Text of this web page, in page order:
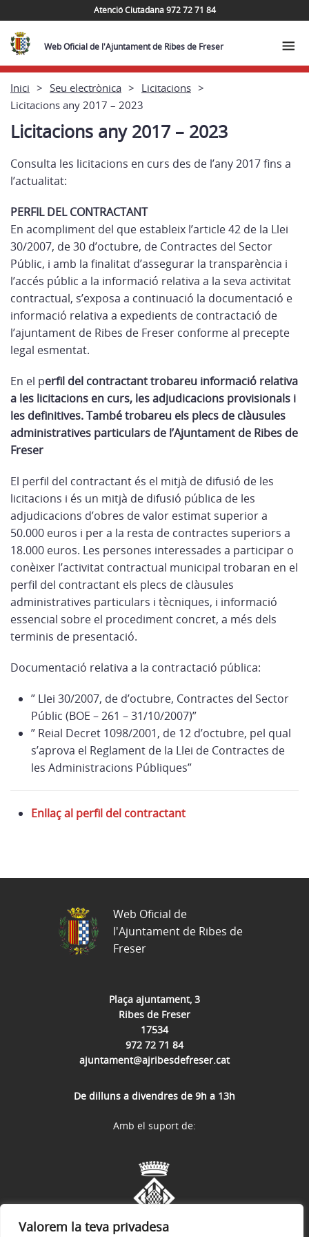
Valorem la teva privadesa
Atenció Ciutadana 972 72 71 84
Web Oficial de l'Ajuntament de Ribes de Freser
Inici Seu electrònica
Licitacions
Licitacions any 2017 – 2023
Licitacions any 2017 – 2023
Consulta les licitacions en curs des de l’any 2017 fins a
l’actualitat:
PERFIL DEL CONTRACTANT
En acompliment del que estableix l’article 42 de la Llei
30/2007, de 30 d’octubre, de Contractes del Sector
Públic, i amb la finalitat d’assegurar la transparència i
l’accés públic a la informació relativa a la seva activitat
contractual, s’exposa a continuació la documentació e
informació relativa a expedients de contractació de
l’ajuntament de Ribes de Freser conforme al precepte
legal esmentat.
En el perfil del contractant trobareu informació relativa
a les licitacions en curs, les adjudicacions provisionals i
les definitives. També trobareu els plecs de clàusules
administratives particulars de l’Ajuntament de Ribes de
Freser
El perfil del contractant és el mitjà de difusió de les
licitacions i és un mitjà de difusió pública de les
adjudicacions d’obres de valor estimat superior a
50.000 euros i per a la resta de contractes superiors a
18.000 euros. Les persones interessades a participar o
conèixer l’activitat contractual municipal trobaran en el
perfil del contractant els plecs de clàusules
administratives particulars i tècniques, i informació
essencial sobre el procediment concret, a més dels
terminis de presentació.
Documentació relativa a la contractació pública:
” Llei 30/2007, de d’octubre, Contractes del Sector
Públic (BOE – 261 – 31/10/2007)”
” Reial Decret 1098/2001, de 12 d’octubre, pel qual
s’aprova el Reglament de la Llei de Contractes de
les Administracions Públiques”
Enllaç al perfil del contractant
Plaça ajuntament, 3
Ribes de Freser
17534
972 72 71 84
ajuntament@ajribesdefreser.cat
De dilluns a divendres de 9h a 13h
Web Oficial de
l'Ajuntament de Ribes de
Freser
Amb el suport de: